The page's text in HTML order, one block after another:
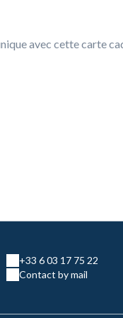
avec cette carte
+33 6 03 17 75 22
Contact by mail